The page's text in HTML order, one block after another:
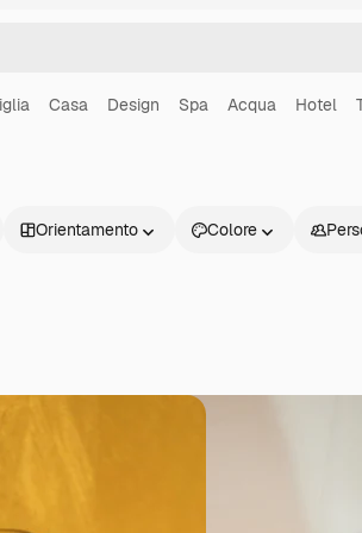
Casa Design Spa Acqua Hotel
Orientamento Colore